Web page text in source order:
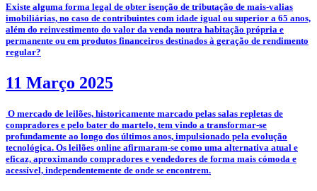
­Existe alguma forma legal de obter isenção de tributação de mais-valias
imobiliárias, no caso de contribuintes com idade igual ou superior a 65 anos,
além do reinvestimento do valor da venda noutra habitação própria e
permanente ou em produtos financeiros destinados à geração de rendimento
regular?
11 Março 2025
­­­­ O mercado de leilões, historicamente marcado pelas salas repletas de
compradores e pelo bater do martelo, tem vindo a transformar-se
profundamente ao longo dos últimos anos, impulsionado pela evolução
tecnológica. Os leilões online afirmaram-se como uma alternativa atual e
eficaz, aproximando compradores e vendedores de forma mais cómoda e
acessível, independentemente de onde se encontrem.